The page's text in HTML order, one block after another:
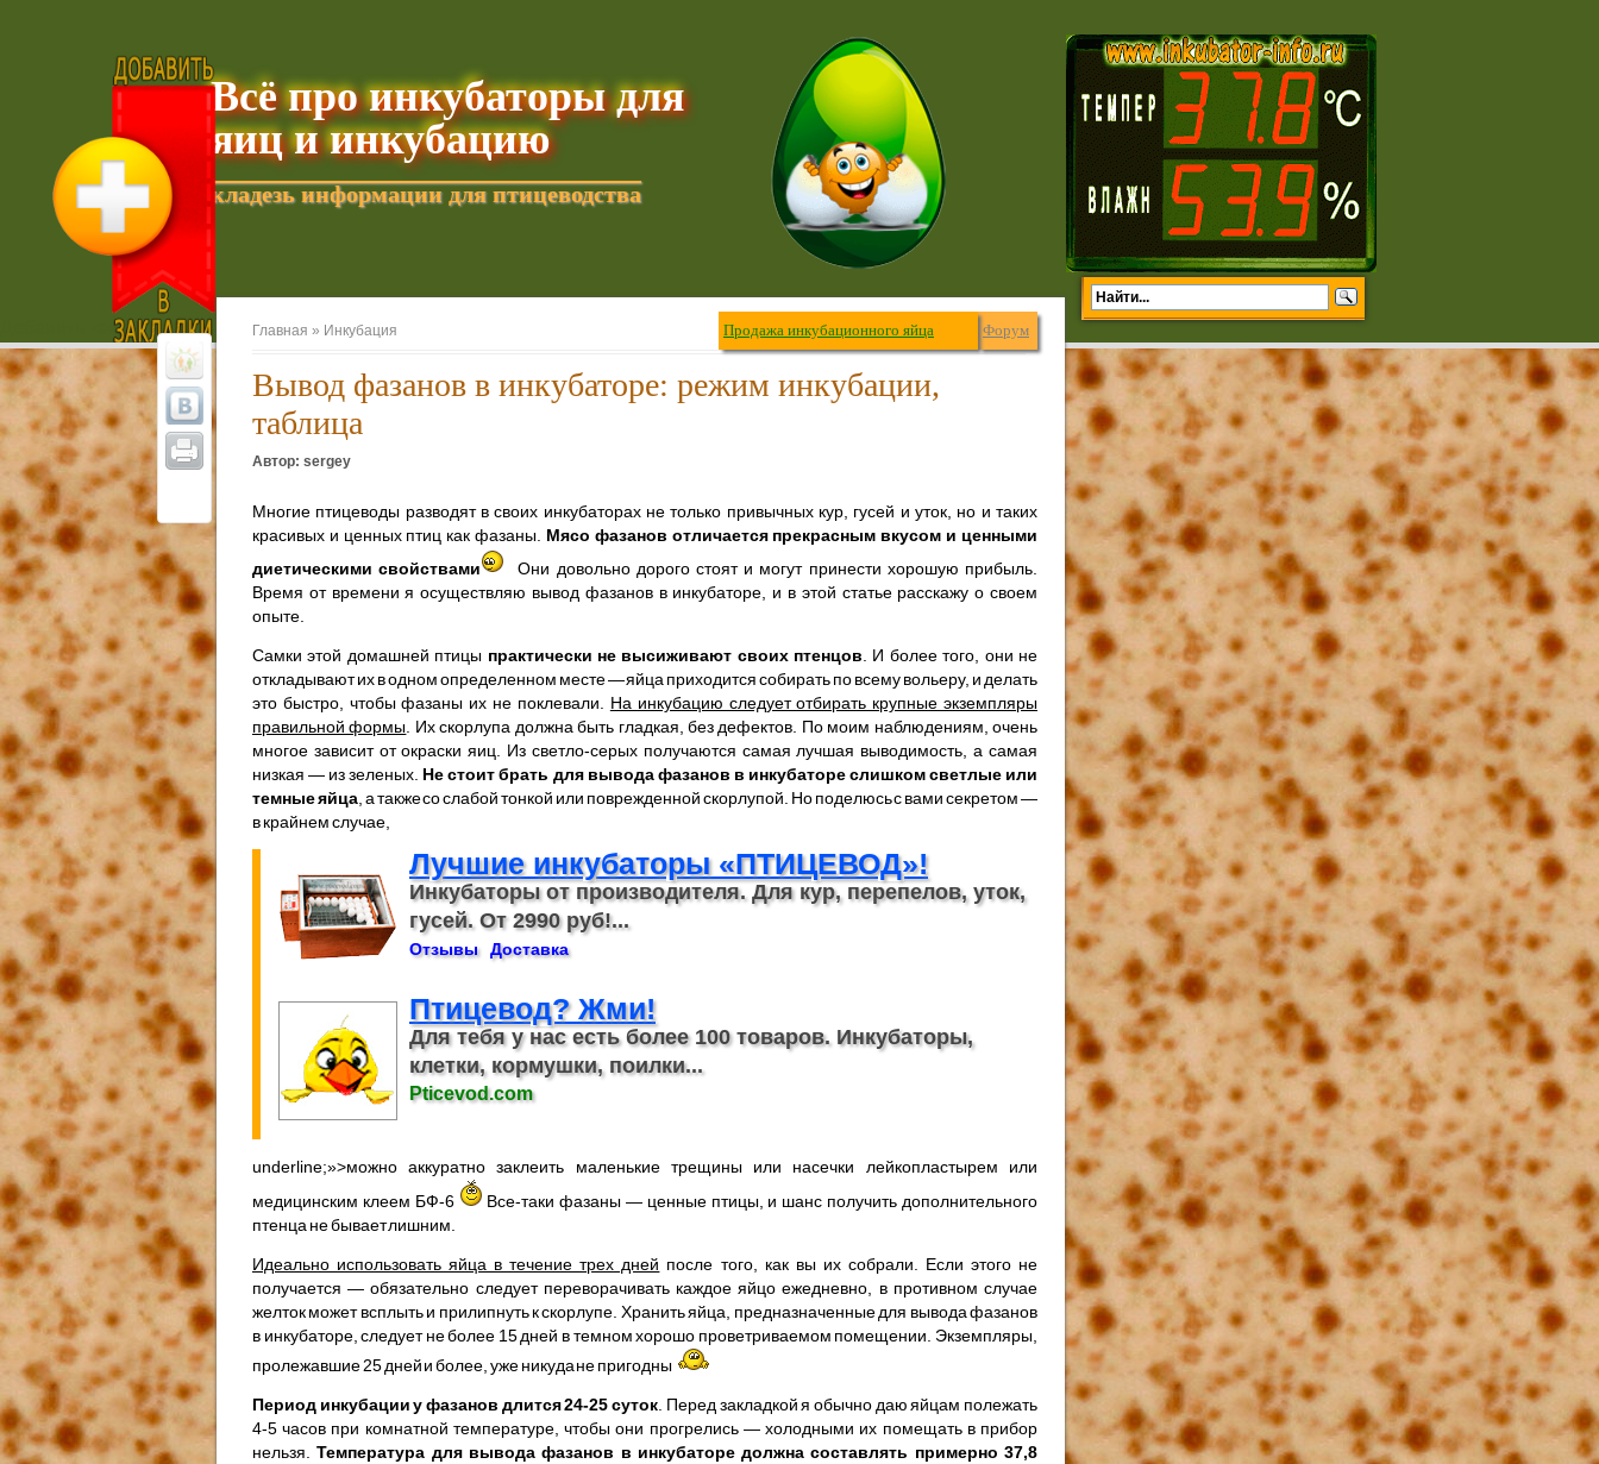
Всё про инкубаторы для
яиц и инкубацию
кладезь информации для птицеводства
Добавить текущую страницу в Избранное Форум
Продажа инкубационного яйца
Главная » Инкубация
Вывод фазанов в инкубаторе: режим инкубации,
таблица
Автор: sergey
Многие птицеводы разводят в своих инкубаторах не только привычных кур, гусей и уток, но и таких
красивых и ценных птиц как фазаны. Мясо фазанов отличается прекрасным вкусом и ценными
диетическими свойствами
Они довольно дорого стоят и могут принести хорошую прибыль.
Время от времени я осуществляю вывод фазанов в инкубаторе, и в этой статье расскажу о своем
опыте.
Самки этой домашней птицы практически не высиживают своих птенцов . И более того, они не
откладывают их в одном определенном месте — яйца приходится собирать по всему вольеру, и делать
это быстро, чтобы фазаны их не поклевали. На инкубацию следует отбирать крупные экземпляры
правильной формы . Их скорлупа должна быть гладкая, без дефектов. По моим наблюдениям, очень
многое зависит от окраски яиц. Из светло-серых получаются самая лучшая выводимость, а самая
низкая — из зеленых. Не стоит брать для вывода фазанов в инкубаторе слишком светлые или
темные яйца, а также со слабой тонкой или поврежденной скорлупой. Но поделюсь с вами секретом —
в крайнем случае,
Лучшие инкубаторы «ПТИЦЕВОД»!
Инкубаторы от производителя. Для кур, перепелов, уток,
гусей. От 2990 руб!...
Отзывы Доставка
Птицевод? Жми!
Для тебя у нас есть более 100 товаров. Инкубаторы,
клетки, кормушки, поилки...
Pticevod.com
underline;»>можно аккуратно заклеить маленькие трещины или насечки лейкопластырем или
медицинским клеем БФ-6
Все-таки фазаны — ценные птицы, и шанс получить дополнительного
птенца не бывает лишним.
Идеально использовать яйца в течение трех дней после того, как вы их собрали. Если этого не
получается — обязательно следует переворачивать каждое яйцо ежедневно, в противном случае
желток может всплыть и прилипнуть к скорлупе. Хранить яйца, предназначенные для вывода фазанов
в инкубаторе, следует не более 15 дней в темном хорошо проветриваемом помещении. Экземпляры,
пролежавшие 25 дней и более, уже никуда не пригодны
Период инкубации у фазанов длится 24-25 суток . Перед закладкой я обычно даю яйцам полежать
4-5 часов при комнатной температуре, чтобы они прогрелись — холодными их помещать в прибор
нельзя.Температура для вывода фазанов в инкубаторе должна составлять примерно 37,8